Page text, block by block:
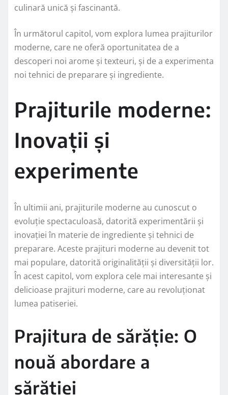
culinară unică și fascinantă.
În următorul capitol, vom explora lumea prajiturilor
moderne, care ne oferă oportunitatea de a
descoperi noi arome și texteuri, și de a experimenta
noi tehnici de preparare și ingrediente.
Prajiturile moderne:
Inovații și
experimente
În ultimii ani, prajiturile moderne au cunoscut o
evoluție spectaculoasă, datorită experimentării și
inovației în materie de ingrediente și tehnici de
preparare. Aceste prajituri moderne au devenit tot
mai populare, datorită originalității și diversității lor.
În acest capitol, vom explora cele mai interesante și
delicioase prajituri moderne, care au revoluționat
lumea patiseriei.
Prajitura de sărăție: O
nouă abordare a
sărăției